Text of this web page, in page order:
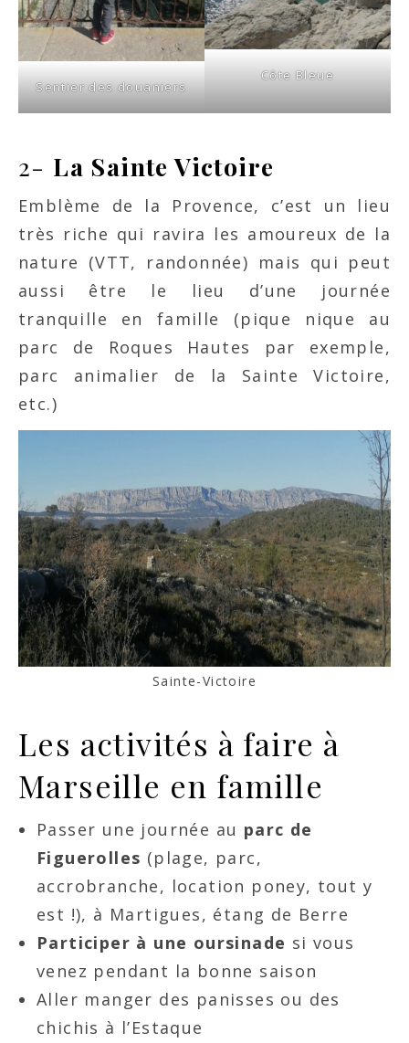
Sentier des douaniers
Côte Bleue
2- La Sainte Victoire
Emblème de la Provence, c’est un lieu
très riche qui ravira les amoureux de la
nature (VTT, randonnée) mais qui peut
aussi être le lieu d’une journée
tranquille en famille (pique nique au
parc de Roques Hautes par exemple,
parc animalier de la Sainte Victoire,
etc.)
Sainte-Victoire
Les activités à faire à
Marseille en famille
Passer une journée au parc de
Figuerolles (plage, parc,
accrobranche, location poney, tout y
est !), à Martigues, étang de Berre
Participer à une oursinade si vous
venez pendant la bonne saison
Aller manger des panisses ou des
chichis à l’Estaque